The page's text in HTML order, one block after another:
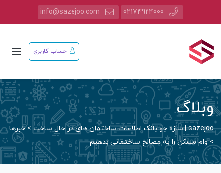
02174924000
info@sazejoo.com
حساب کاربری
وبلاگ
sazejoo | سازه جو بانک اطلاعات ساختمان های در حال ساخت >خبرها
>وام مسکن را به مصالح ساختمانی بدهیم